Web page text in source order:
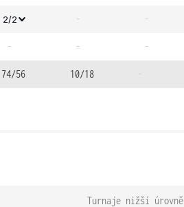
2/2 - -
- - -
74/56 10/18 -
Turnaje nižší úrovně